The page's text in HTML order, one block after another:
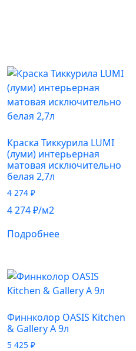
Краска Тиккурила LUMI
(луми) интерьерная
матовая исключительно
белая 2,7л
4 274 ₽
4 274₽/м2
Подробнее
Финнколор OASIS Kitchen
& Gallery A 9л
5 425 ₽